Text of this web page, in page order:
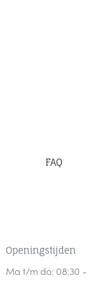
Openingstijden
Ma t/m do: 08:30 -
FAQ